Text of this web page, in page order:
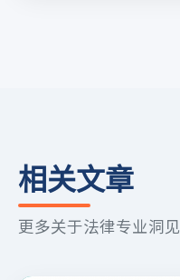
相关文章
更多关于法律专业洞见